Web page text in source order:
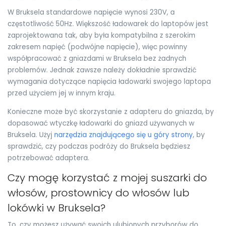
W Bruksela standardowe napięcie wynosi 230V, a
częstotliwość 50Hz. Większość ładowarek do laptopów jest
zaprojektowana tak, aby była kompatybilna z szerokim
zakresem napięć (podwójne napięcie), więc powinny
współpracować z gniazdami w Bruksela bez żadnych
problemów. Jednak zawsze należy dokładnie sprawdzić
wymagania dotyczące napięcia ładowarki swojego laptopa
przed użyciem jej w innym kraju.
Konieczne może być skorzystanie z adapteru do gniazda, by
dopasować wtyczkę ładowarki do gniazd używanych w
Bruksela. Użyj narzędzia znajdującego się u góry strony, by
sprawdzić, czy podczas podróży do Bruksela będziesz
potrzebować adaptera.
Czy mogę korzystać z mojej suszarki do
włosów, prostownicy do włosów lub
lokówki w Bruksela?